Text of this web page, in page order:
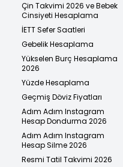
Çin Takvimi 2026 ve Bebek
Cinsiyeti Hesaplama
İETT Sefer Saatleri
Gebelik Hesaplama
Yükselen Burç Hesaplama
2026
Yüzde Hesaplama
Geçmiş Döviz Fiyatları
Adım Adım Instagram
Hesap Dondurma 2026
Adım Adım Instagram
Hesap Silme 2026
Resmi Tatil Takvimi 2026